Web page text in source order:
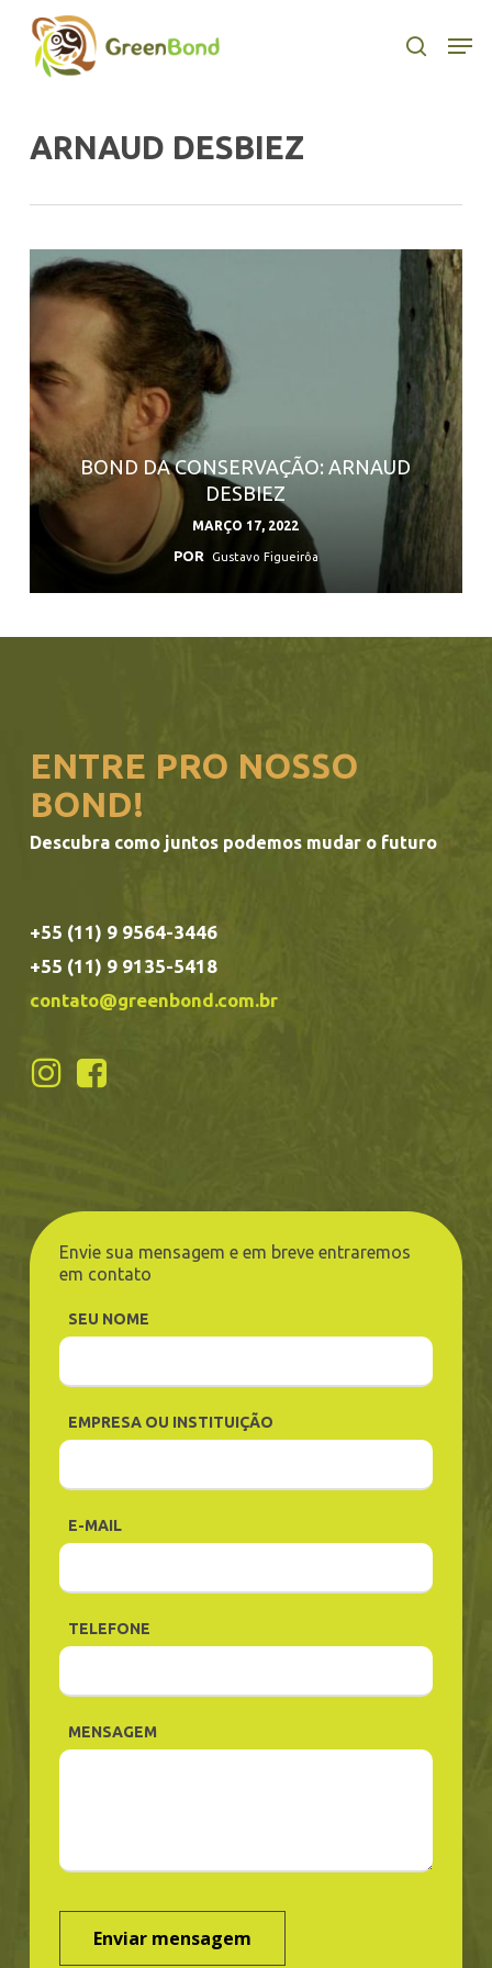
main
content
search
ARNAUD DESBIEZ
BOND DA CONSERVAÇÃO: ARNAUD
DESBIEZ
MARÇO 17, 2022
POR Gustavo Figueirôa
ENTRE PRO NOSSO
BOND!
Descubra como juntos podemos mudar o futuro
+55 (11) 9 9564-3446
+55 (11) 9 9135-5418
contato@greenbond.com.br
Envie sua mensagem e em breve entraremos
em contato
SEU NOME
EMPRESA OU INSTITUIÇÃO
E-MAIL
TELEFONE
MENSAGEM